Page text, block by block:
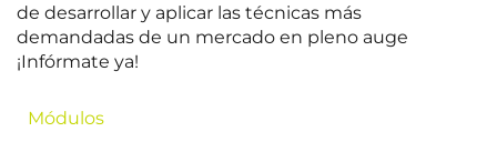
de desarrollar y aplicar las técnicas más
demandadas de un mercado en pleno auge
¡Infórmate ya!
Módulos